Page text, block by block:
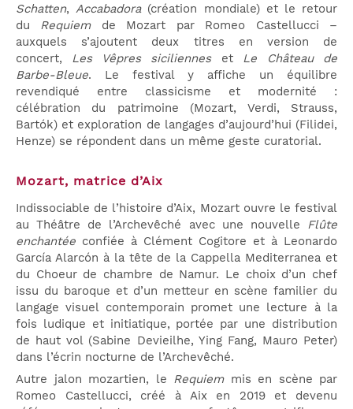
Schatten,Accabadora(création mondiale) et le retour
du Requiemde Mozart par Romeo Castellucci –
auxquels s’ajoutent deux titres en version de
concert, Les Vêpres sicilienneset Le Château de
Barbe-Bleue. Le festival y affiche un équilibre
revendiqué entre classicisme et modernité :
célébration du patrimoine (Mozart, Verdi, Strauss,
Bartók) et exploration de langages d’aujourd’hui (Filidei,
Henze) se répondent dans un même geste curatorial.
Mozart, matrice d’Aix
Indissociable de l’histoire d’Aix, Mozart ouvre le festival
au Théâtre de l’Archevêché avec une nouvelle Flûte
enchantée confiée à Clément Cogitore et à Leonardo
García Alarcón à la tête de la Cappella Mediterranea et
du Choeur de chambre de Namur. Le choix d’un chef
issu du baroque et d’un metteur en scène familier du
langage visuel contemporain promet une lecture à la
fois ludique et initiatique, portée par une distribution
de haut vol (Sabine Devieilhe, Ying Fang, Mauro Peter)
dans l’écrin nocturne de l’Archevêché.
Autre jalon mozartien, le Requiemmis en scène par
Romeo Castellucci, créé à Aix en 2019 et devenu